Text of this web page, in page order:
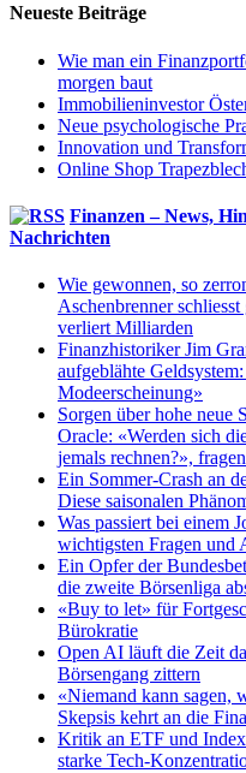
Neueste Beiträge
Wie man ein
morgen baut
Immobilieninvestor
Neue psychologische
Innovation und
Online Shop
Finanzen – News,
Nachrichten
Wie gewonnen, so
Aschenbrenner
verliert Milliarden
Finanzhistoriker Jim
aufgeblähte
Modeerscheinung»
Sorgen über hohe neue
Oracle: «Werden sich
jemals rechnen?»,
Ein Sommer-Crash an
Diese saisonalen
Was passiert bei einem
wichtigsten Fragen und
Ein Opfer der
die zweite Börsenliga
«Buy to let» für
Bürokratie
Open AI läuft die Zeit
Börsengang zittern
«Niemand kann sagen,
Skepsis kehrt an die
Kritik an ETF und
starke Tech-